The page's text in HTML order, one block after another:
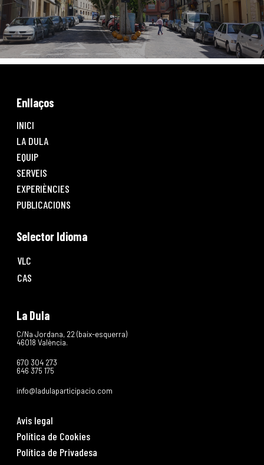
Enllaços
INICI
LA DULA
EQUIP
SERVEIS
EXPERIÈNCIES
PUBLICACIONS
Selector Idioma
VLC
CAS
La Dula
C/Na Jordana, 22 (baix-esquerra)
46018 València.
670 304 273
646 375 175
info@ladulaparticipacio.com
Avis legal
Política de Cookies
Política de Privadesa